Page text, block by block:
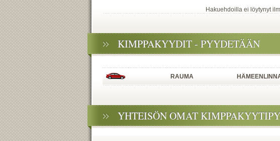
Hakuehdoilla ei löytynyt
KIMPPAKYYDIT - PYYDETÄÄN
RAUMA
YHTEISÖN OMAT